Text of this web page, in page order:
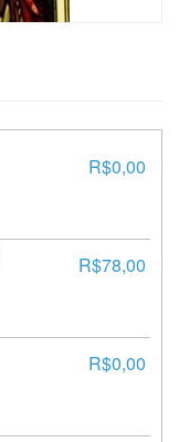
R$0,00
R$78,00
R$0,00